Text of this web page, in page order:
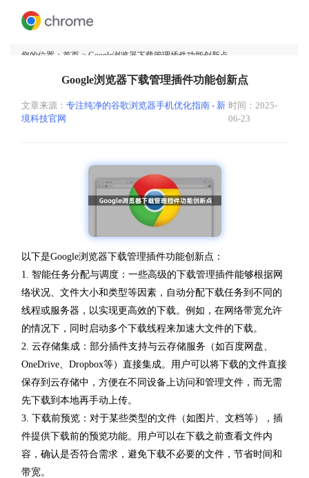
您的位置： 首页 > Google浏览器下载管理插件功能创新点
Google浏览器下载管理插件功能创新点
文章来源： 专注纯净的谷歌浏览器手机优化指南 - 新
境科技官网
时间：2025-
06-23
以下是Google浏览器下载管理插件功能创新点：
1. 智能任务分配与调度：一些高级的下载管理插件能够根据网
络状况、文件大小和类型等因素，自动分配下载任务到不同的
线程或服务器，以实现更高效的下载。例如，在网络带宽允许
的情况下，同时启动多个下载线程来加速大文件的下载。
2. 云存储集成：部分插件支持与云存储服务（如百度网盘、
OneDrive、Dropbox等）直接集成。用户可以将下载的文件直接
保存到云存储中，方便在不同设备上访问和管理文件，而无需
先下载到本地再手动上传。
3. 下载前预览：对于某些类型的文件（如图片、文档等），插
件提供下载前的预览功能。用户可以在下载之前查看文件内
容，确认是否符合需求，避免下载不必要的文件，节省时间和
带宽。